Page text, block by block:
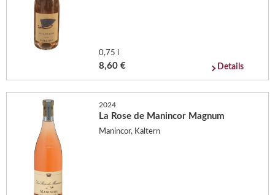
0,75 l
8,60 € Details
2024
La Rose de Manincor Magnum
Manincor, Kaltern